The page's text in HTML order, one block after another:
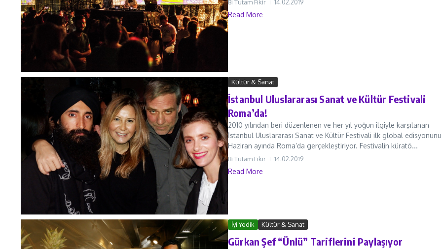
Bi Tutam Fikir 14.02.2019
Read More
Kültür & Sanat
İstanbul Uluslararası Sanat ve Kültür Festivali
Roma’da!
2010 yılından beri düzenlenen ve her yıl yoğun ilgiyle karşılanan
İstanbul Uluslararası Sanat ve Kültür Festivali ilk global edisyonunu
Haziran ayında Roma’da gerçekleştiriyor. Festivalin küratö...
Bi Tutam Fikir 14.02.2019
Read More
İyi Yedik Kültür & Sanat
Gürkan Şef “Ünlü” Tariflerini Paylaşıyor